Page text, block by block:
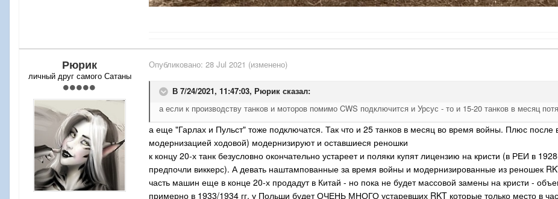
Рюрик
личный друг самого Сатаны
Опубликовано: 28 Jul 2021 (изменено)
В 7/24/2021, 11:47:03, Рюрик сказал:
а если к производству танков и моторов помимо CWS подключится и Урсус - то и 15-20 танков в месяц
а еще "Гарлах и Пульст" тоже подключатся. Так что и 25 танков в месяц во время войны. Плюс
модернизацией ходовой) модернизируют и оставшиеся реношки
к концу 20-х танк безусловно окончательно устареет и поляки купят лицензию на кристи (в РЕИ в
предпочли виккерс). А девать наштампованные за время войны и модернизированные из реношек
часть машин еще в конце 20-х продадут в Китай - но пока не будет массовой замены на кристи -
примерно в 1933/1934 гг. у Польши будет ОЧЕНЬ МНОГО устаревших RKT которые только место в